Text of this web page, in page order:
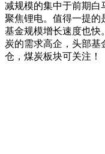
减规模的集中于前期白
聚焦锂电。值得一提的
基金规模增长速度也快
炭的需求高企，头部基
仓，煤炭板块可关注！